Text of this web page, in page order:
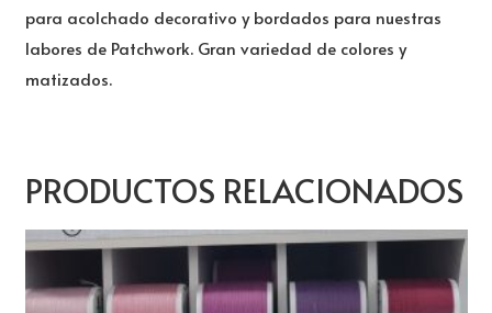
para acolchado decorativo y bordados para nuestras
labores de Patchwork. Gran variedad de colores y
matizados.
PRODUCTOS RELACIONADOS